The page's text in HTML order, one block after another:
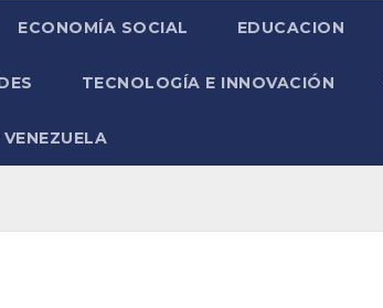
ECONOMÍA SOCIAL EDUCACION
TECNOLOGÍA E INNOVACIÓN